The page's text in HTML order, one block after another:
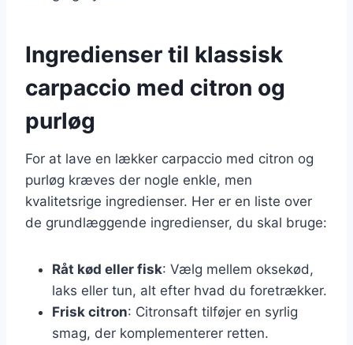
Ingredienser til klassisk
carpaccio med citron og
purløg
For at lave en lækker carpaccio med citron og
purløg kræves der nogle enkle, men
kvalitetsrige ingredienser. Her er en liste over
de grundlæggende ingredienser, du skal bruge:
Råt kød eller fisk: Vælg mellem oksekød,
laks eller tun, alt efter hvad du foretrækker.
Frisk citron: Citronsaft tilføjer en syrlig
smag, der komplementerer retten.